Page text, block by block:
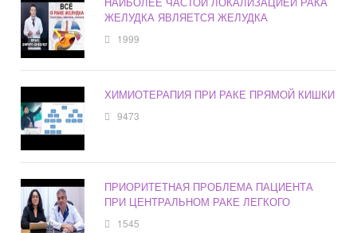
ЖЕЛУДКА ЯВЛЯЕТСЯ ЖЕЛУДКА
1999
ХИМИОТЕРАПИЯ ПРИ РАКЕ ПРЯМОЙ КИШКИ
9473
ПРИОРИТЕТНАЯ ПРОБЛЕМА ПАЦИЕНТА
ПРИ ЦЕНТРАЛЬНОМ РАКЕ ЛЕГКОГО
1545